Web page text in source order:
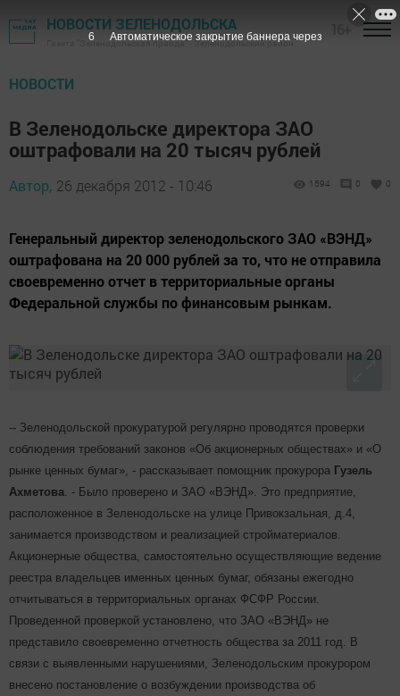
НОВОСТИ ЗЕЛЕНОДОЛЬСКА
Газета "Зеленодольская правда" - Зеленодольский район
НОВОСТИ
В Зеленодольске директора ЗАО
оштрафовали на 20 тысяч рублей
Автор, 26 декабря 2012 - 10:46 1594 0 0
Генеральный директор зеленодольского ЗАО «ВЭНД»
оштрафована на 20 000 рублей за то, что не отправила
своевременно отчет в территориальные органы
Федеральной службы по финансовым рынкам.
-- Зеленодольской прокуратурой регулярно проводятся проверки
соблюдения требований законов «Об акционерных обществах» и «О
рынке ценных бумаг», - рассказывает помощник прокурора Гузель
Ахметова. - Было проверено и ЗАО «ВЭНД». Это предприятие,
расположенное в Зеленодольске на улице Привокзальная, д.4,
занимается производством и реализацией стройматериалов.
Акционерные общества, самостоятельно осуще​ствляющие ведение
реестра владельцев именных ценных бумаг, обязаны ежегодно
отчитываться в территориальных органах ФСФР России.
Проведенной проверкой установлено, что ЗАО «ВЭНД» не
представило своевременно отчетность общества за 2011 год. В
связи с выявленными нарушениями, Зеленодольским прокурором
внесено постановление о возбуждении производства об
5 Автоматическое закрытие баннера через